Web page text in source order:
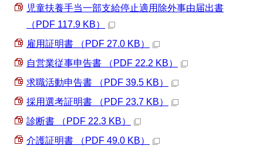
児童扶養手当一部支給停止適用除外事由届出書
（PDF 117.9 KB）
雇用証明書 （PDF 27.0 KB）
自営業従事申告書 （PDF 22.2 KB）
求職活動申告書 （PDF 39.5 KB）
採用選考証明書 （PDF 23.7 KB）
診断書 （PDF 22.3 KB）
介護証明書 （PDF 49.0 KB）